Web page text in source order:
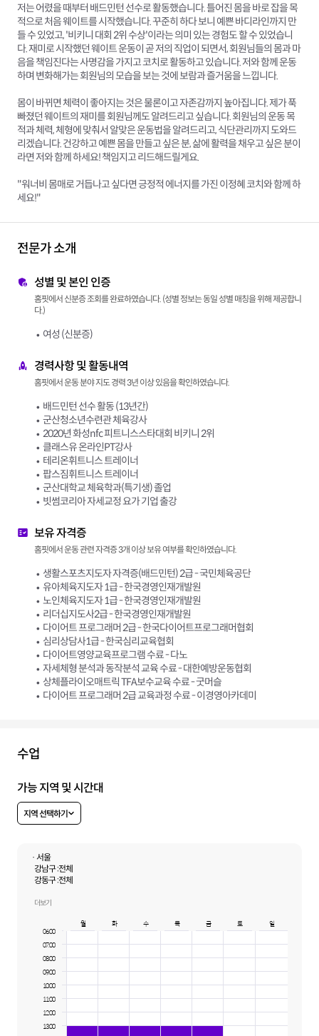
저는 어렸을 때부터 배드민턴 선수로 활동했습니다. 틀어진 몸을 바로 잡을 목
적으로 처음 웨이트를 시작했습니다. 꾸준히 하다 보니 예쁜 바디라인까지 만
들 수 있었고, '비키니 대회 2위 수상'이라는 의미 있는 경험도 할 수 있었습니
다. 재미로 시작했던 웨이트 운동이 곧 저의 직업이 되면서, 회원님들의 몸과 마
음을 책임진다는 사명감을 가지고 코치로 활동하고 있습니다. 저와 함께 운동
하며 변화해가는 회원님의 모습을 보는 것에 보람과 즐거움을 느낍니다.
몸이 바뀌면 체력이 좋아지는 것은 물론이고 자존감까지 높아집니다. 제가 푹
빠졌던 웨이트의 재미를 회원님께도 알려드리고 싶습니다. 회원님의 운동 목
적과 체력, 체형에 맞춰서 알맞은 운동법을 알려드리고, 식단관리까지 도와드
리겠습니다. 건강하고 예쁜 몸을 만들고 싶은 분, 삶에 활력을 채우고 싶은 분이
라면 저와 함께 하세요! 책임지고 리드해드릴게요.
"워너비 몸매로 거듭나고 싶다면 긍정적 에너지를 가진 이정혜 코치와 함께 하
세요!"
전문가 소개
성별 및 본인 인증
홈핏에서 신분증 조회를 완료하였습니다. (성별 정보는 동일 성별 매칭을 위해 제공합니
다.)
여성 (신분증)
경력사항 및 활동내역
홈핏에서 운동 분야 지도 경력 3년 이상 있음을 확인하였습니다.
배드민턴 선수 활동 (13년간)
군산청소년수련관 체육강사
2020년 화성nfc 피트니스스타대회 비키니 2위
클래스유 온라인PT강사
테리온휘트니스 트레이너
팝스짐휘트니스 트레이너
군산대학교 체육학과(특기생) 졸업
빗썸코리아 자세교정 요가 기업 출강
보유 자격증
홈핏에서 운동 관련 자격증 3개 이상 보유 여부를 확인하였습니다.
생활스포츠지도자 자격증(배드민턴) 2급 - 국민체육공단
유아체육지도자 1급 - 한국경영인재개발원
노인체육지도자 1급 - 한국경영인재개발원
리더십지도사2급 - 한국경영인재개발원
다이어트 프로그래머 2급 - 한국다이어트프로그래머협회
심리상담사1급 - 한국심리교육협회
다이어트영양교육프로그램 수료 - 다노
자세체형 분석과 동작분석 교육 수료 - 대한예방운동협회
상체플라이오매트릭 TFA보수교육 수료 - 굿머슬
다이어트 프로그래머 2급 교육과정 수료 - 이경영아카데미
수업
가능 지역 및 시간대
지역 선택하기
· 서울
강남구 :전체
강동구 :전체
더보기
월 화 수 목 금 토
일
06:00
07:00
08:00
09:00
10:00
11:00
12:00
13:00